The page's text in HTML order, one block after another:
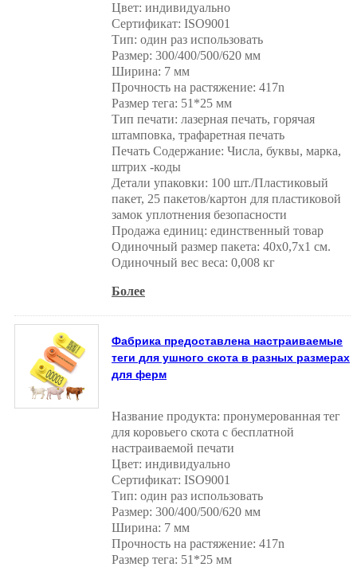
Цвет: индивидуально
Сертификат: ISO9001
Тип: один раз использовать
Размер: 300/400/500/620 мм
Ширина: 7 мм
Прочность на растяжение: 417n
Размер тега: 51*25 мм
Тип печати: лазерная печать, горячая
штамповка, трафаретная печать
Печать Содержание: Числа, буквы, марка,
штрих -коды
Детали упаковки: 100 шт./Пластиковый
пакет, 25 пакетов/картон для пластиковой
замок уплотнения безопасности
Продажа единиц: единственный товар
Одиночный размер пакета: 40x0,7x1 см.
Одиночный вес веса: 0,008 кг
Более
Фабрика предоставлена настраиваемые
теги для ушного скота в разных размерах
для ферм
Название продукта: пронумерованная тег
для коровьего скота с бесплатной
настраиваемой печати
Цвет: индивидуально
Сертификат: ISO9001
Тип: один раз использовать
Размер: 300/400/500/620 мм
Ширина: 7 мм
Прочность на растяжение: 417n
Размер тега: 51*25 мм